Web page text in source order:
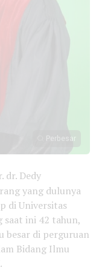
Perbesar
dr. Dedy
yang dulunya
di Universitas
saat ini 42 tahun,
besar di perguruan
Bidang Ilmu